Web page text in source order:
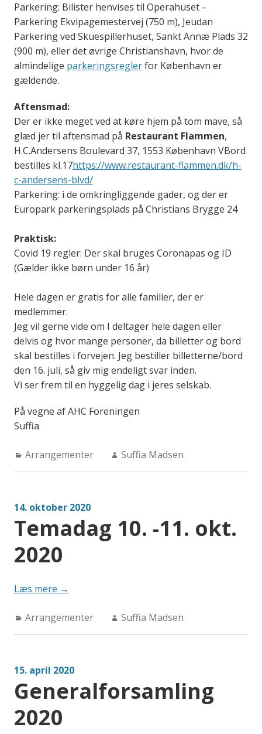
Parkering: Bilister henvises til Operahuset –
Parkering Ekvipagemestervej (750 m), Jeudan
Parkering ved Skuespillerhuset, Sankt Annæ Plads 32
(900 m), eller det øvrige Christianshavn, hvor de
almindelige parkeringsreglerfor København er
gældende.
Aftensmad:
Der er ikke meget ved at køre hjem på tom mave, så
glæd jer til aftensmad på Restaurant Flammen,
H.C.Andersens Boulevard 37, 1553 København VBord
bestilles kl.17https://www.restaurant-flammen.dk/h-
c-andersens-blvd/
Parkering: i de omkringliggende gader, og der er
Europark parkeringsplads på Christians Brygge 24
Praktisk:
Covid 19 regler: Der skal bruges Coronapas og ID
(Gælder ikke børn under 16 år)
Hele dagen er gratis for alle familier, der er
medlemmer.
Jeg vil gerne vide om I deltager hele dagen eller
delvis og hvor mange personer, da billetter og bord
skal bestilles i forvejen. Jeg bestiller billetterne/bord
den 16. juli, så giv mig endeligt svar inden.
Vi ser frem til en hyggelig dag i jeres selskab.
På vegne af AHC Foreningen
Suffia
Categories:
Arrangementer Author:
Suffia Madsen
14. oktober 2020
Temadag 10. -11. okt.
2020
Læs mere “Temadag
-11.
okt.
→
Categories:
Arrangementer Author:
Suffia Madsen
15. april 2020
Generalforsamling
2020